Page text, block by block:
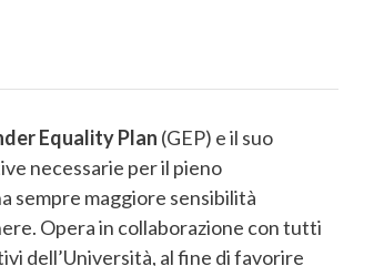
Equality Plan (GEP) e il suo
necessarie per il pieno
sempre maggiore sensibilità
Opera in collaborazione con tutti
dell’Università, al fine di favorire